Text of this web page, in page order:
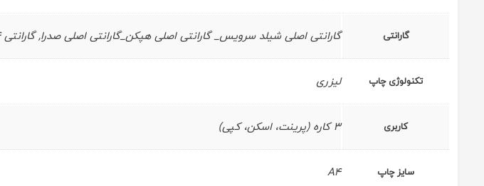
گارانتی گارانتی اصلی شیلد سرویس_ گارانتی اصلی هپکن_گارانتی اصلی صدرا, گارانتی 24 ماهه ایراکام
تکنولوژی چاپ لیزری
کاربری 3 کاره (پرینت، اسکن، کپی)
سایز چاپ A4